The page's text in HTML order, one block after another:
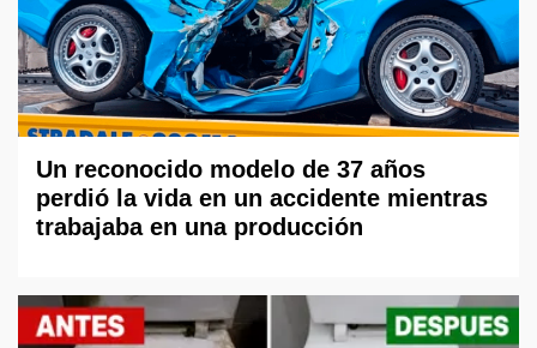
Un reconocido modelo de 37 años
perdió la vida en un accidente mientras
trabajaba en una producción